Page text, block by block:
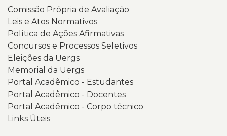
Comissão Própria de Avaliação
Leis e Atos Normativos
Política de Ações Afirmativas
Concursos e Processos Seletivos
Eleições da Uergs
Memorial da Uergs
Portal Acadêmico - Estudantes
Portal Acadêmico - Docentes
Portal Acadêmico - Corpo técnico
Links Úteis